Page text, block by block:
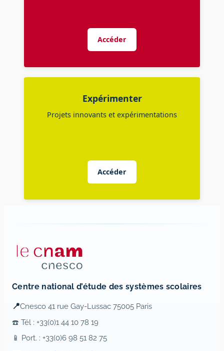
Accéder
Expérimenter
Projets innovants et expérimentations
Accéder
Centre national d’étude des systèmes scolaires
📍Cnesco 41 rue Gay-Lussac 75005 Paris
☎️ Tél : +33(0)1 44 10 78 19
📱 Port. : +33(0)6 98 51 82 75